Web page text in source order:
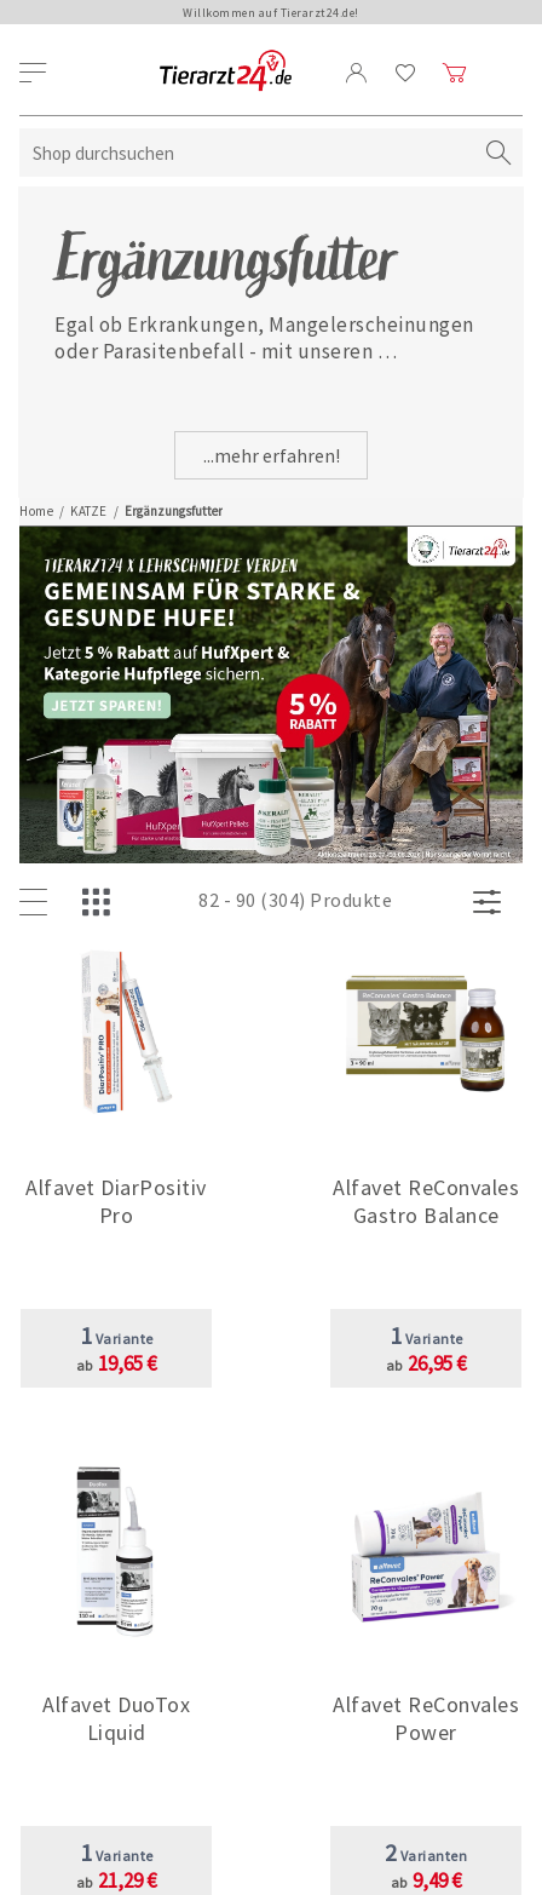
Willkommen auf Tierarzt24.de!
Home / KATZE / Ergänzungsfutter
Ergänzungsfutter
Egal ob Erkrankungen, Mangelerscheinungen
oder Parasitenbefall - mit unseren
...mehr erfahren!
82 - 90 (304) Produkte
Alfavet DiarPositiv
Pro
1 Variante
ab 19,65 €
Alfavet ReConvales
Gastro Balance
1 Variante
ab 26,95 €
Alfavet DuoTox
Liquid
1 Variante
ab 21,29 €
Alfavet ReConvales
Power
2 Varianten
ab 9,49 €